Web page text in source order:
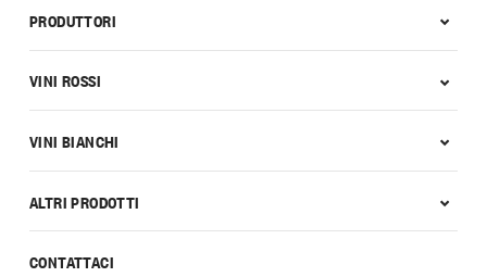
CONTATTACI
PRODUTTORI
VINI ROSSI
VINI BIANCHI
ALTRI PRODOTTI